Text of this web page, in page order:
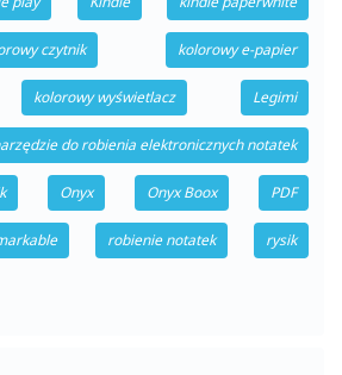
czytnik kolorowy e-papier
kolorowy wyświetlacz Legimi
do robienia elektronicznych notatek
Onyx Onyx Boox PDF
robienie notatek rysik